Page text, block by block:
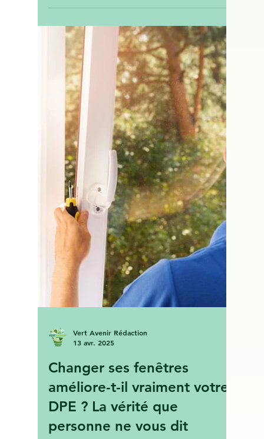
Vert Avenir Rédaction
14 avr. 2025
🏡 5 Travaux d’Efficacité
Énergétique Qui Font Toute
la Différence – Le regard
expert de Vert Avenir,
Accompagnateur Rénov’
5 travaux clés pour valoriser votre bien,
avec l’accompagnement expert de Vert
Avenir en rénovation globale et matériaux
biosourcés.